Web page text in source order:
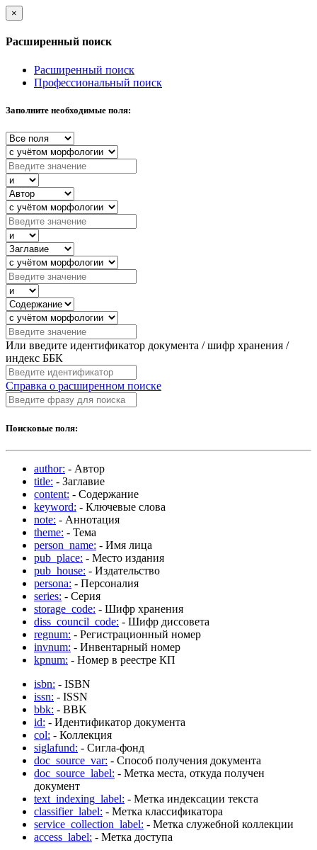
×
Расширенный поиск
Расширенный поиск
Профессиональный поиск
Заполните необходимые поля:
Или введите идентификатор документа / шифр хранения /
индекс ББК
Справка о расширенном поиске
Поисковые поля:
author: - Автор
title: - Заглавие
content: - Содержание
keyword: - Ключевые слова
note: - Аннотация
theme: - Тема
person_name: - Имя лица
pub_place: - Место издания
pub_house: - Издательство
persona: - Персоналия
series: - Серия
storage_code: - Шифр хранения
diss_council_code: - Шифр диссовета
regnum: - Регистрационный номер
invnum: - Инвентарный номер
kpnum: - Номер в реестре КП
isbn: - ISBN
issn: - ISSN
bbk: - BBK
id: - Идентификатор документа
col: - Коллекция
siglafund: - Сигла-фонд
doc_source_var: - Способ получения документа
doc_source_label: - Метка места, откуда получен
документ
text_indexing_label: - Метка индексации текста
classifier_label: - Метка классификатора
service_collection_label: - Метка служебной коллекции
access_label: - Метка доступа